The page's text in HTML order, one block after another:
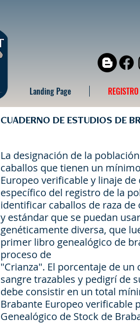
Landing Page
CUADERNO DE ESTUDIOS DE
La designación de la
caballos que tienen un
Europeo verificable y linaje
específico del registro de la
identificar caballos de raza
y estándar que se puedan
genéticamente diversa, que
primer libro genealógico de
proceso de
"Crianza". El porcentaje de
sangre trazables y pedigrí de
debe consistir en un total
Brabante Europeo verificable
Genealógico de Stock de